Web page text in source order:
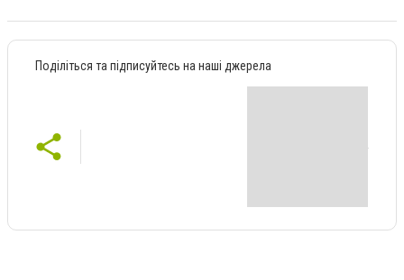
Поділіться та підписуйтесь на наші джерела